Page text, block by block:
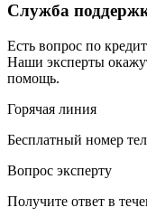
Служба
Есть вопрос по
Наши эксперты
помощь.
Горячая линия
Бесплатный номер
Вопрос эксперту
Получите ответ в